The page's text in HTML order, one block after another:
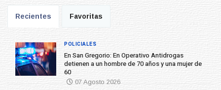
Recientes Favoritas
En San Gregorio: En Operativo Antidrogas
detienen a un hombre de 70 años y una mujer de
60
07 Agosto 2026
POLICIALES